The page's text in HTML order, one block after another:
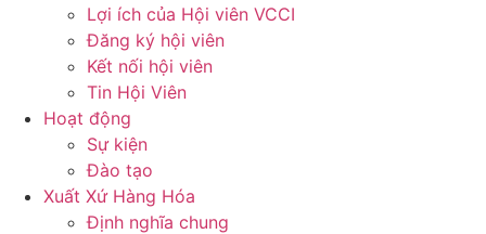
Lợi ích của Hội viên VCCI
Đăng ký hội viên
Kết nối hội viên
Tin Hội Viên
Hoạt động
Sự kiện
Đào tạo
Xuất Xứ Hàng Hóa
Định nghĩa chung